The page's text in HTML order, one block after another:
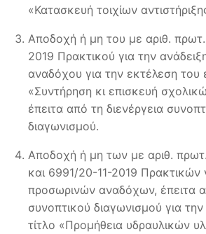
«Κατασκευή τοιχίων
Αποδοχή ή μη του με αριθ.
2019 Πρακτικού για την
αναδόχου για την εκτέλεση του
«Συντήρηση κι επισκευή
έπειτα από τη διενέργεια
διαγωνισμού.
Αποδοχή ή μη των με αριθ.
και 6991/20-11-2019 Πρακτικών
προσωρινών αναδόχων, έπειτα
συνοπτικού διαγωνισμού για
τίτλο «Προμήθεια υδραυλικών